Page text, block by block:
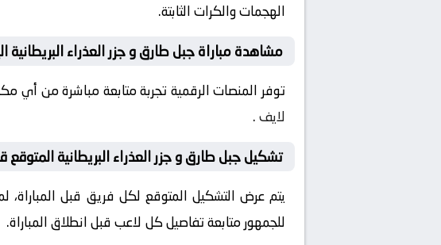
الهجمات والكرات الثابتة.
مشاهدة مباراة جبل طارق و جزر العذراء البريطانية
توفر المنصات الرقمية تجربة متابعة مباشرة من أي
لايف.
تشكيل جبل طارق و جزر العذراء البريطانية المتوقع
يتم عرض التشكيل المتوقع لكل فريق قبل المباراة،
للجمهور متابعة تفاصيل كل لاعب قبل انطلاق المباراة.